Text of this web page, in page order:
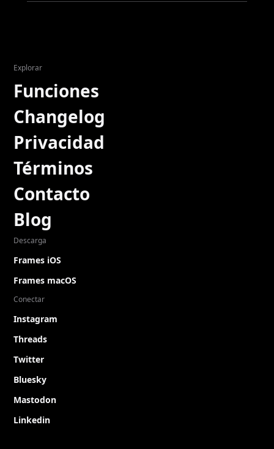
Explorar
Funciones
Changelog
Privacidad
Términos
Contacto
Blog
Descarga
Frames iOS
Frames macOS
Conectar
Instagram
Threads
Twitter
Bluesky
Mastodon
Linkedin